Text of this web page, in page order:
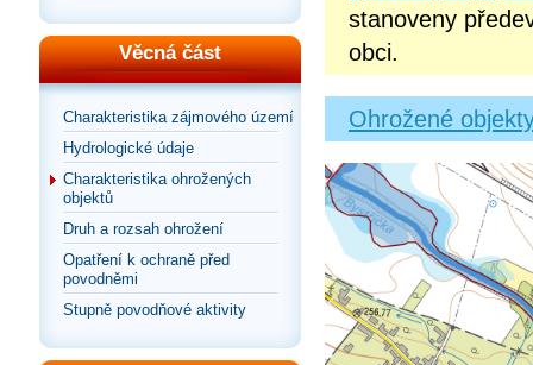
Věcná část
Charakteristika zájmového území
Hydrologické údaje
Charakteristika ohrožených
objektů
Druh a rozsah ohrožení
Opatření k ochraně před
povodněmi
Stupně povodňové aktivity
stanoveny
obci.
Ohrožené